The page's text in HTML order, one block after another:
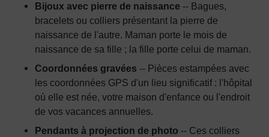
Bijoux avec pierre de naissance -- Bagues,
bracelets ou colliers présentant la pierre de
naissance de l'autre. Maman porte le mois de
naissance de sa fille ; la fille porte celui de maman.
Coordonnées gravées -- Pièces estampées avec
les coordonnées GPS d'un lieu significatif : l'hôpital
où elle est née, votre maison d'enfance ou l'endroit
de vos vacances annuelles.
Pendants à projection de photo -- Ces colliers